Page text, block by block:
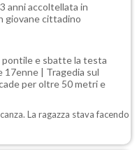
anni accoltellata in
giovane cittadino
pontile e sbatte la testa
17enne | Tragedia sul
per oltre 50 metri e
La ragazza stava facendo